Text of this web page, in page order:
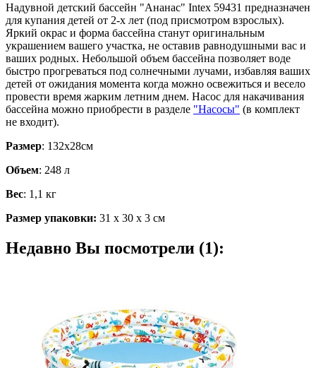
Надувной детский бассейн "Ананас" Intex 59431 предназначен
для купания детей от 2-х лет (под присмотром взрослых).
Яркий окрас и форма бассейна станут оригинальным
украшением вашего участка, не оставив равнодушными вас и
ваших родных. Небольшой объем бассейна позволяет воде
быстро прогреваться под солнечными лучами, избавляя ваших
детей от ожидания момента когда можно освежиться и весело
провести время жарким летним днем. Насос для накачивания
бассейна можно приобрести в разделе "Насосы" (в комплект
не входит).
Размер: 132х28см
Объем: 248 л
Вес: 1,1 кг
Размер упаковки: 31 х 30 х 3 см
Недавно Вы посмотрели (1):